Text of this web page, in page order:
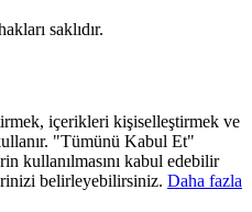
saklıdır.
içerikleri kişiselleştirmek ve
"Tümünü Kabul Et"
kullanılmasını kabul edebilir
belirleyebilirsiniz. Daha fazla